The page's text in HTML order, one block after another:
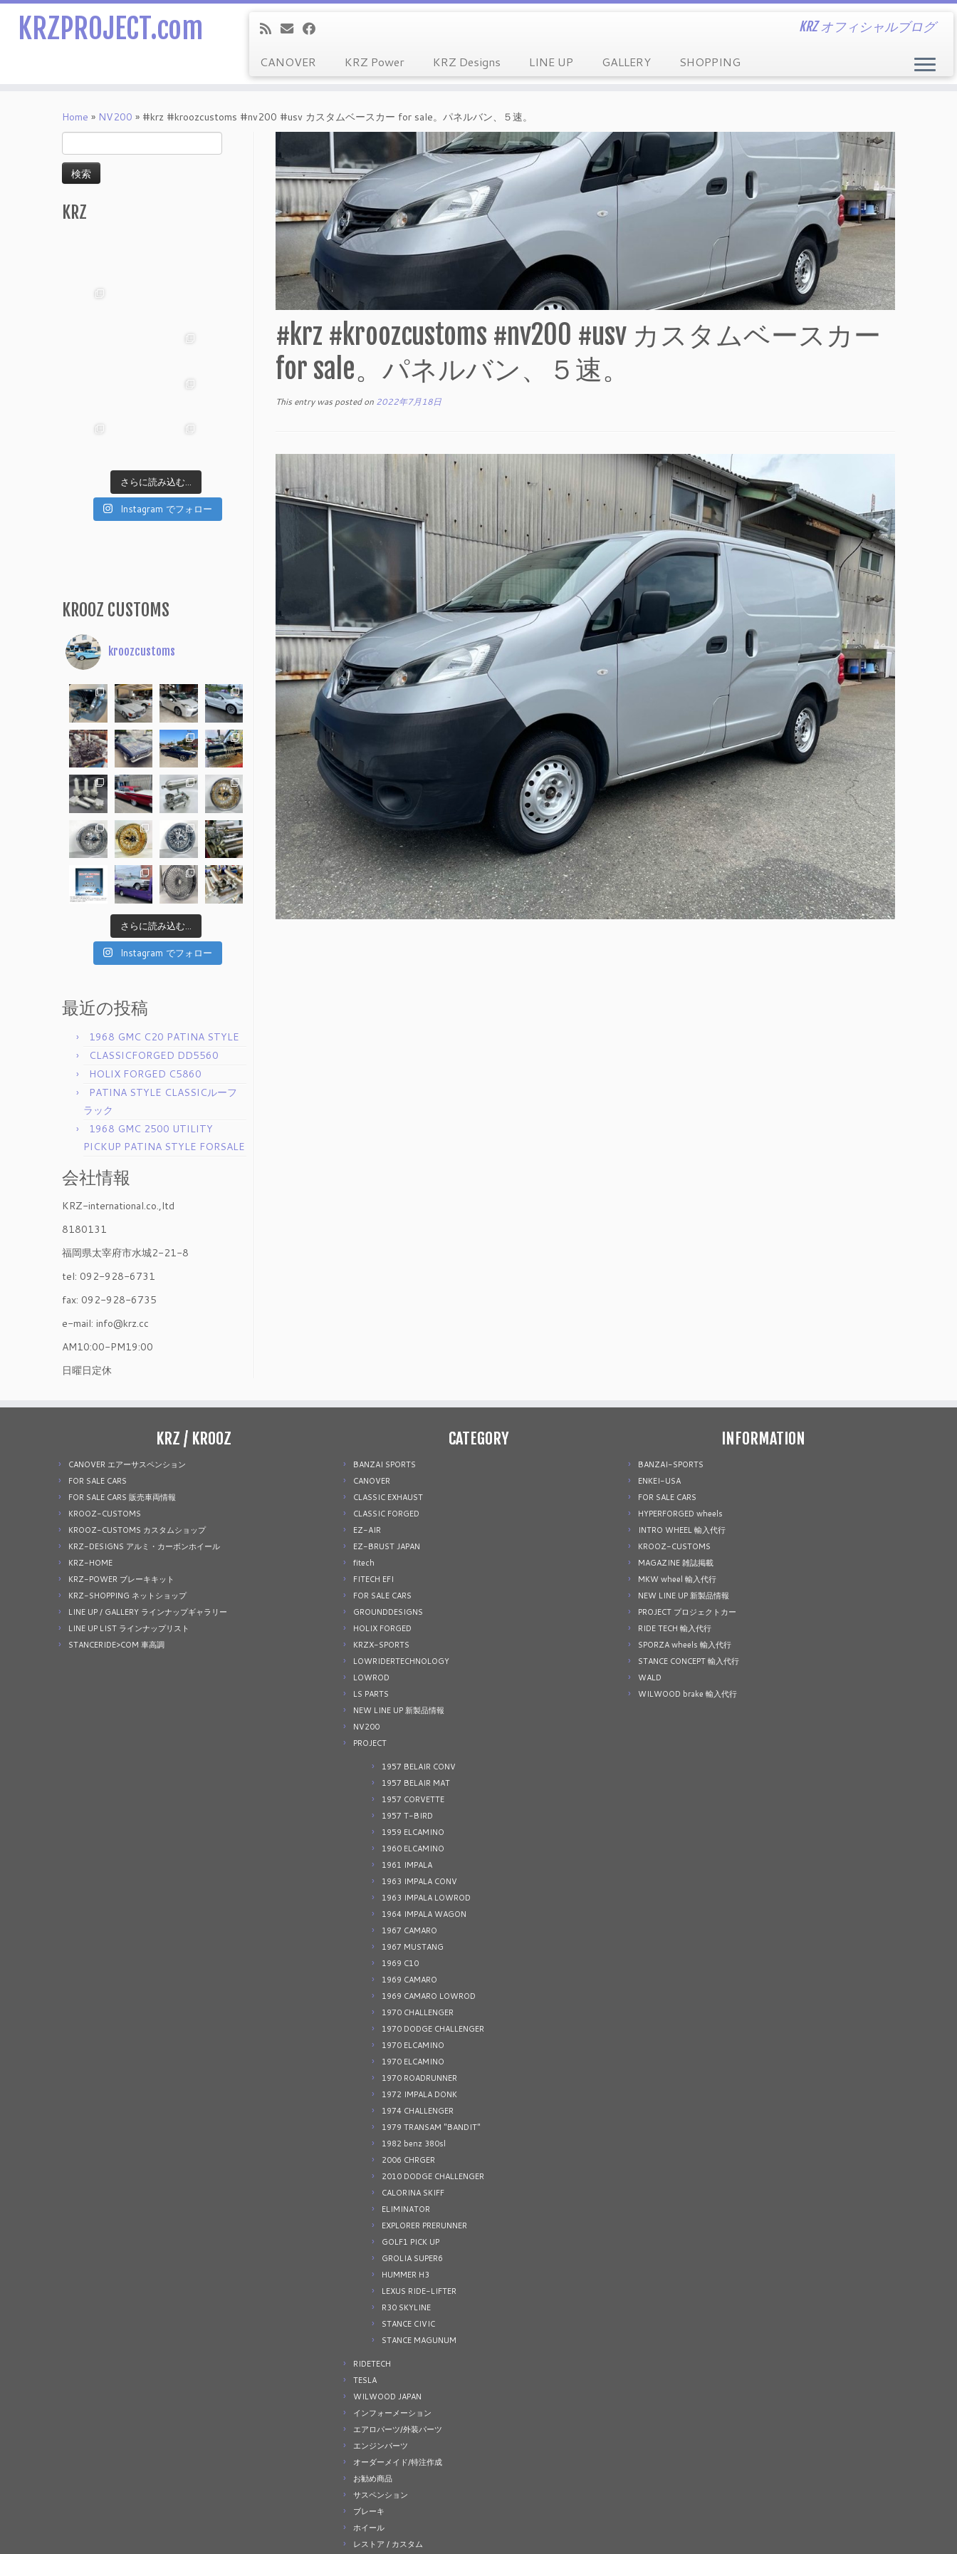
KRZPROJECT.com KRZ オフィシャルブログ
CANOVER KRZ Power KRZ Designs LINE UP GALLERY SHOPPING
Home » NV200 » #krz #kroozcustoms #nv200 #usv カスタムベースカー for sale。パネルバン、５速。
索:
KRZ
さらに読み込む...
Instagram でフォロー
KROOZ CUSTOMS
kroozcustoms
さらに読み込む...
Instagram でフォロー
最近の投稿
1968 GMC C20 PATINA STYLE
CLASSICFORGED DD5560
HOLIX FORGED C5860
PATINA STYLE CLASSICルーフ
ラック
1968 GMC 2500 UTILITY
PICKUP PATINA STYLE FORSALE
会社情報
KRZ-international.co.,ltd
8180131
福岡県太宰府市水城2-21-8
tel: 092-928-6731
fax: 092-928-6735
e-mail: info@krz.cc
AM10:00-PM19:00
日曜日定休
#krz #kroozcustoms #nv200 #usv カスタムベースカー
for sale。パネルバン、５速。
This entry was posted on 2022年7月18日
KRZ / KROOZ
CANOVER エアーサスペンション
FOR SALE CARS
FOR SALE CARS 販売車両情報
KROOZ-CUSTOMS
KROOZ-CUSTOMS カスタムショップ
KRZ-DESIGNS アルミ・カーボンホイール
KRZ-HOME
KRZ-POWER ブレーキキット
KRZ-SHOPPING ネットショップ
LINE UP / GALLERY ラインナップギャラリー
LINE UP LIST ラインナップリスト
STANCERIDE>COM 車高調
CATEGORY
BANZAI SPORTS
CANOVER
CLASSIC EXHAUST
CLASSIC FORGED
EZ-AIR
EZ-BRUST JAPAN
fitech
FITECH EFI
FOR SALE CARS
GROUNDDESIGNS
HOLIX FORGED
KRZX-SPORTS
LOWRIDERTECHNOLOGY
LOWROD
LS PARTS
NEW LINE UP 新製品情報
NV200
PROJECT
1957 BELAIR CONV
1957 BELAIR MAT
1957 CORVETTE
1957 T-BIRD
1959 ELCAMINO
1960 ELCAMINO
1961 IMPALA
1963 IMPALA CONV
1963 IMPALA LOWROD
1964 IMPALA WAGON
1967 CAMARO
1967 MUSTANG
1969 C10
1969 CAMARO
1969 CAMARO LOWROD
1970 CHALLENGER
1970 DODGE CHALLENGER
1970 ELCAMINO
1970 ELCAMINO
1970 ROADRUNNER
1972 IMPALA DONK
1974 CHALLENGER
1979 TRANSAM "BANDIT"
1982 benz 380sl
2006 CHRGER
2010 DODGE CHALLENGER
CALORINA SKIFF
ELIMINATOR
EXPLORER PRERUNNER
GOLF1 PICK UP
GROLIA SUPER6
HUMMER H3
LEXUS RIDE-LIFTER
R30 SKYLINE
STANCE CIVIC
STANCE MAGUNUM
RIDETECH
TESLA
WILWOOD JAPAN
インフォーメーション
エアロパーツ/外装パーツ
エンジンパーツ
オーダーメイド/特注作成
お勧め商品
サスペンション
ブレーキ
ホイール
レストア / カスタム
INFORMATION
BANZAI-SPORTS
ENKEI-USA
FOR SALE CARS
HYPERFORGED wheels
INTRO WHEEL 輸入代行
KROOZ-CUSTOMS
MAGAZINE 雑誌掲載
MKW wheel 輸入代行
NEW LINE UP 新製品情報
PROJECT プロジェクトカー
RIDE TECH 輸入代行
SPORZA wheels 輸入代行
STANCE CONCEPT 輸入代行
WALD
WILWOOD brake 輸入代行